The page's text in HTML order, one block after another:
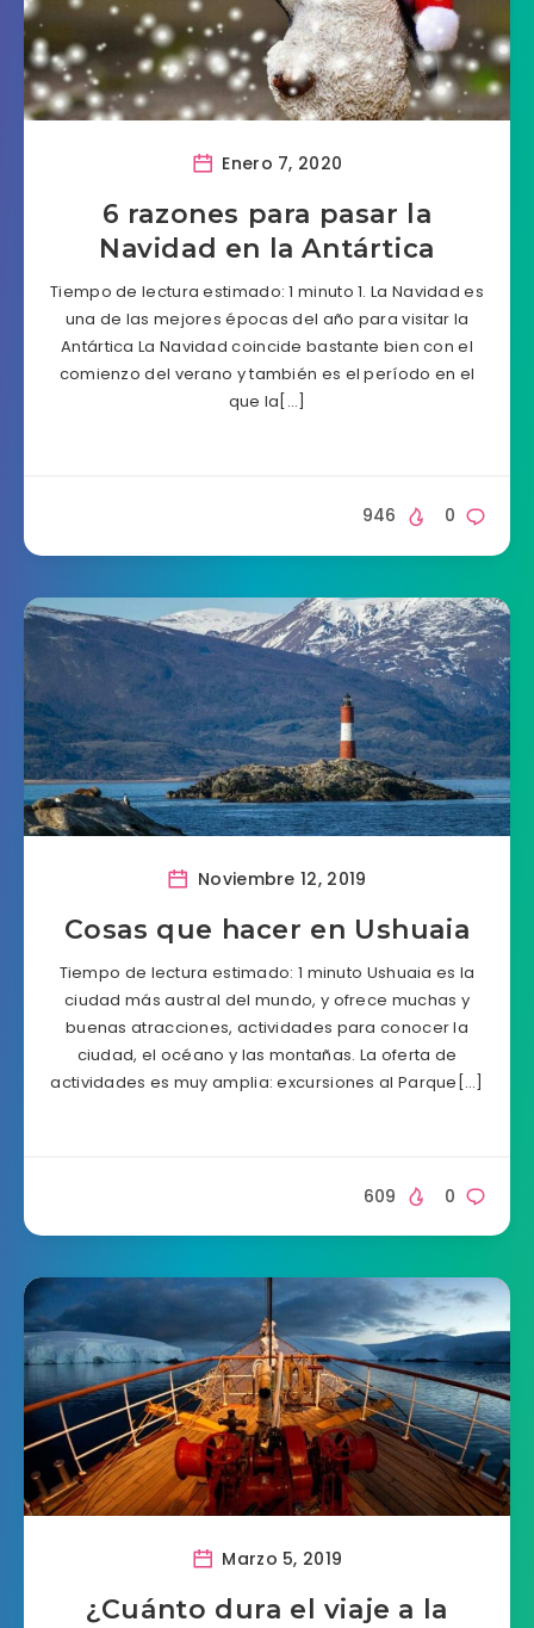
Enero 7, 2020
6 razones para pasar la
Navidad en la Antártica
Tiempo de lectura estimado: 1 minuto 1. La Navidad es
una de las mejores épocas del año para visitar la
Antártica La Navidad coincide bastante bien con el
comienzo del verano y también es el período en el
que la[…]
0
946
Noviembre 12, 2019
Cosas que hacer en Ushuaia
Tiempo de lectura estimado: 1 minuto Ushuaia es la
ciudad más austral del mundo, y ofrece muchas y
buenas atracciones, actividades para conocer la
ciudad, el océano y las montañas. La oferta de
actividades es muy amplia: excursiones al Parque[…]
0
609
Marzo 5, 2019
¿Cuánto dura el viaje a la